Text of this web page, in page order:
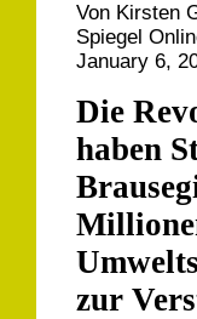
Von Kirsten
Spiegel
January 6,
Die
haben
zur